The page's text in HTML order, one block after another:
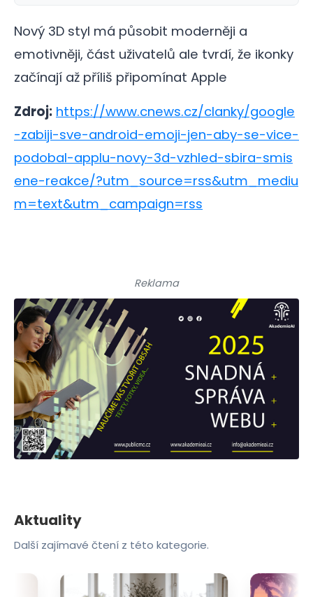
Nový 3D styl má působit moderněji a
emotivněji, část uživatelů ale tvrdí, že ikonky
začínají až příliš připomínat Apple
Zdroj: https://www.cnews.cz/clanky/google
-zabiji-sve-android-emoji-jen-aby-se-vice-
podobal-applu-novy-3d-vzhled-sbira-smis
ene-reakce/?utm_source=rss&utm_mediu
m=text&utm_campaign=rss
Reklama
Aktuality
Další zajímavé čtení z této kategorie.